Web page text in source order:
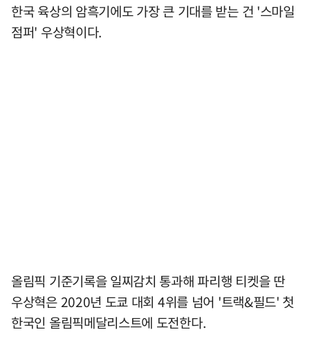
한국 육상의 암흑기에도 가장 큰 기대를 받는 건 '스마일
점퍼' 우상혁이다.
올림픽 기준기록을 일찌감치 통과해 파리행 티켓을 딴
우상혁은 2020년 도쿄 대회 4위를 넘어 '트랙&필드' 첫
한국인 올림픽메달리스트에 도전한다.